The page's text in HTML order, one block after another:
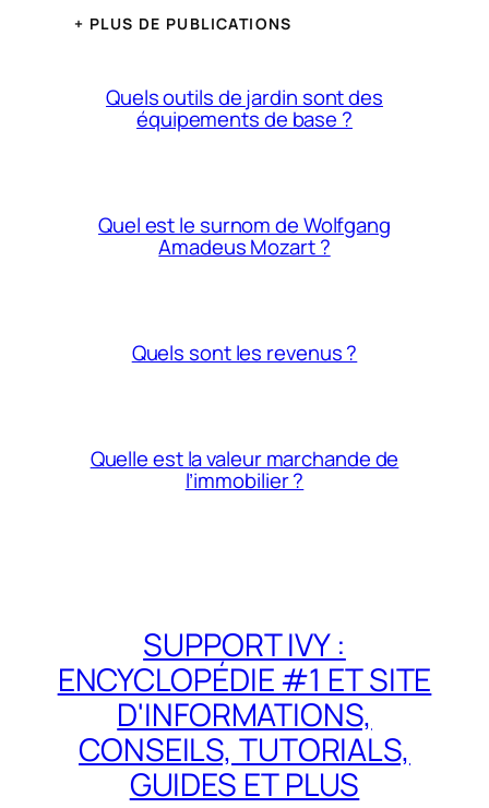
+ PLUS DE PUBLICATIONS
Quels outils de jardin sont des
équipements de base ?
Quel est le surnom de Wolfgang
Amadeus Mozart ?
Quels sont les revenus ?
Quelle est la valeur marchande de
l’immobilier ?
SUPPORT IVY :
ENCYCLOPÉDIE #1 ET SITE
D'INFORMATIONS,
CONSEILS, TUTORIALS,
GUIDES ET PLUS